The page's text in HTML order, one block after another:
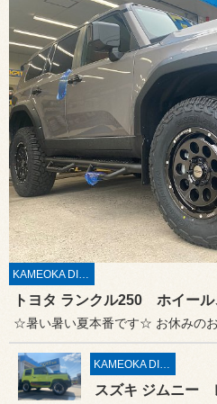
KAMEOKA DIARY
☆暑い暑い夏本番です☆ お休みの
KAMEOKA DIARY